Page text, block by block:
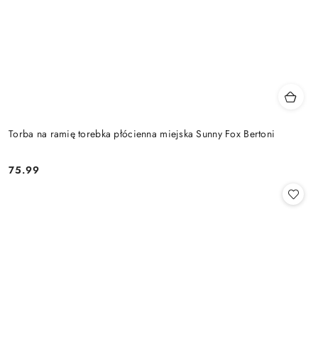
Torba na ramię torebka płócienna miejska Sunny Fox Bertoni
Cena:
75.99